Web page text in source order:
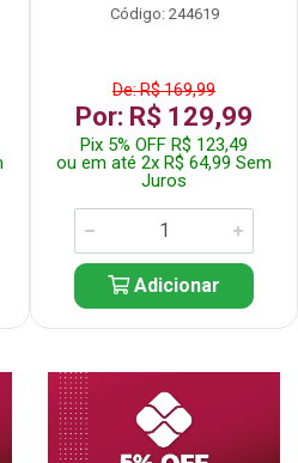
Código: 244619
De: R$ 169,99
Por: R$ 129,99
Pix 5% OFF R$ 123,49
ou em até 2x R$ 64,99 Sem
Juros
Adicionar